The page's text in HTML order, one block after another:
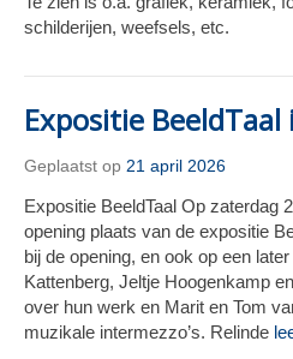
schilderijen, weefsels, etc.
Expositie
Geplaatst op 21 april 2026
Expositie BeeldTaal Op zaterdag
opening plaats van de expositie
bij de opening, en ook op een
Kattenberg, Jeltje Hoogenkamp
over hun werk en Marit en Tom
muzikale intermezzo’s. Relinde